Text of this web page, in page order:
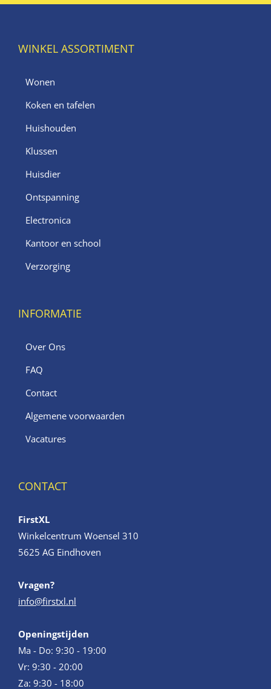
WINKEL ASSORTIMENT
Wonen
Koken en tafelen
Huishouden
Klussen
Huisdier
Ontspanning
Electronica
Kantoor en school
Verzorging
INFORMATIE
Over Ons
FAQ
Contact
Algemene voorwaarden
Vacatures
CONTACT
FirstXL
Winkelcentrum Woensel 310
5625 AG Eindhoven
Vragen?
info@firstxl.nl
Openingstijden
Ma - Do: 9:30 - 19:00
Vr: 9:30 - 20:00
Za: 9:30 - 18:00